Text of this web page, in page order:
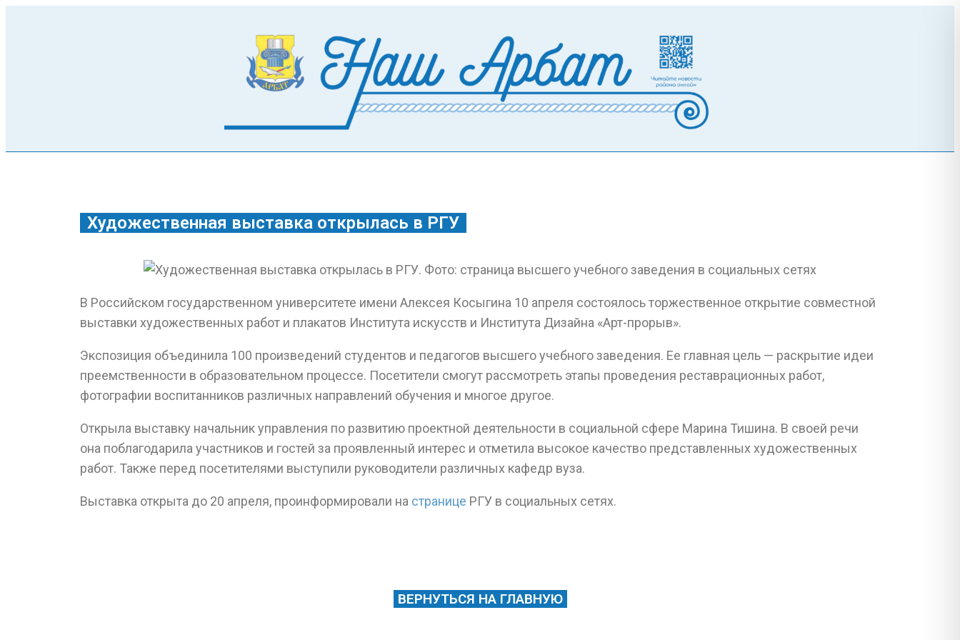
Художественная выставка открылась в РГУ
В Российском государственном университете имени Алексея Косыгина 10 апреля состоялось торжественное открытие совместной
выставки художественных работ и плакатов Института искусств и Института Дизайна «Арт-прорыв».
Экспозиция объединила 100 произведений студентов и педагогов высшего учебного заведения. Ее главная цель — раскрытие идеи
преемственности в образовательном процессе. Посетители смогут рассмотреть этапы проведения реставрационных работ,
фотографии воспитанников различных направлений обучения и многое другое.
Открыла выставку начальник управления по развитию проектной деятельности в социальной сфере Марина Тишина. В своей речи
она поблагодарила участников и гостей за проявленный интерес и отметила высокое качество представленных художественных
работ. Также перед посетителями выступили руководители различных кафедр вуза.
Выставка открыта до 20 апреля, проинформировали на странице РГУ в социальных сетях.
ВЕРНУТЬСЯ НА ГЛАВНУЮ